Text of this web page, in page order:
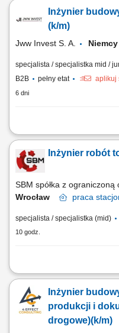
wykonywanych przez
brygad oraz koordynacji
Inżynier
(k/m)
Jww Invest S. A.
specjalista / specjalistka mid /
B2B
pełny etat aplikuj
6 dni
Zakres obowiązków:
zarządzaniu podległym
organizacja prac dla brygad,
Inżynier robót
SBM spółka z ograniczoną
Wrocław
praca
specjalista / specjalistka (mid)
10 godz.
Twój zakres obowiązków
materiałów na budowę w
Przygotowywanie
powykonawcza), Sporządzanie...
Inżynier
produkcji i
drogowe)(k/m)